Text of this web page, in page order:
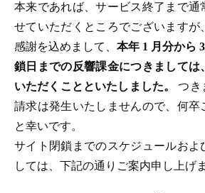
本来であれば、サービス終了まで通
せていただくところでございますが
感謝を込めまして、 本年 1 月分から
鎖日までの反響課金につきましては
いただくことといたしました。つき
請求は発生いたしませんので、何卒
と幸いです。
サイト閉鎖までのスケジュールおよ
しては、下記の通りご案内申し上げま